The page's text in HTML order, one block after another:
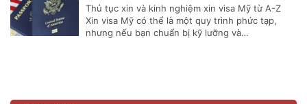
Thủ tục xin và kinh nghiệm xin visa Mỹ từ A-Z
Xin visa Mỹ có thể là một quy trình phức tạp,
nhưng nếu bạn chuẩn bị kỹ lưỡng và…